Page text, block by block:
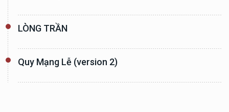
LÒNG TRẦN
Quy Mạng Lễ (version 2)